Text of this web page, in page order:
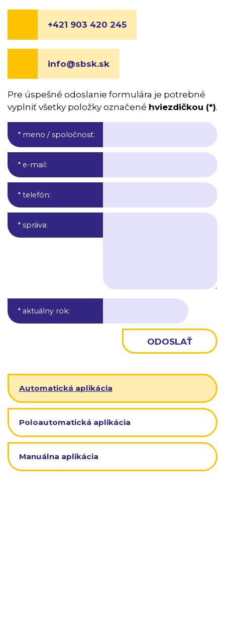
Automatická aplikácia
Poloautomatická aplikácia
Manuálna aplikácia
+421 903 420 245
info@sbsk.sk
Pre úspešné odoslanie formulára je potrebné
vyplniť všetky položky označené hviezdičkou (*).
* meno / spoločnosť:
* e-mail:
* telefón:
* správa:
* aktuálny rok: